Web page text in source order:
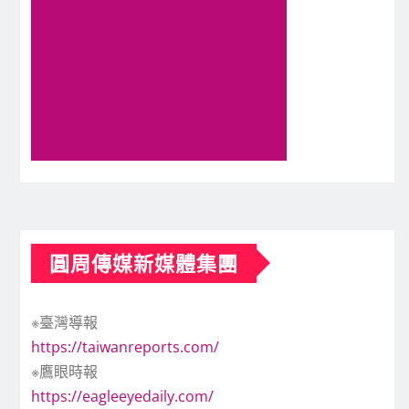
圓周傳媒新媒體集團
※臺灣導報
https://taiwanreports.com/
※鷹眼時報
https://eagleeyedaily.com/